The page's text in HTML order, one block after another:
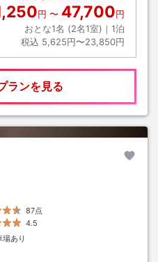
円 〜 47,700円
おとな1名 (2名1室)｜ 1泊
税込 5,625円〜23,850円
ランを見る
87点
4.5
場あり